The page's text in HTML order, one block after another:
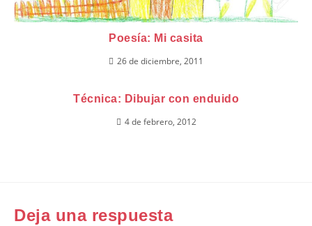
Poesía: Mi casita
26 de diciembre, 2011
Técnica: Dibujar con enduido
4 de febrero, 2012
Deja una respuesta